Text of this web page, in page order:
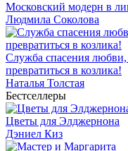
Московский модерн в
Людмила Соколова
Служба спасения
превратиться в козлика!
Наталья Толстая
Бестселлеры
Цветы для Элджернона
Дэниел Киз